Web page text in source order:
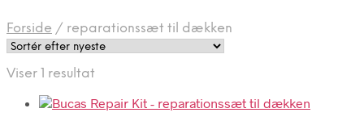
Forside / reparationssæt til dækken
Viser 1 resultat